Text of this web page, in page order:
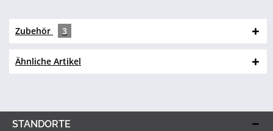
Zubehör 3
Ähnliche Artikel
STANDORTE